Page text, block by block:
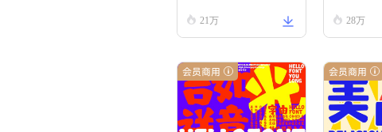
21万
隶 W
28万
会员商用 会员商用